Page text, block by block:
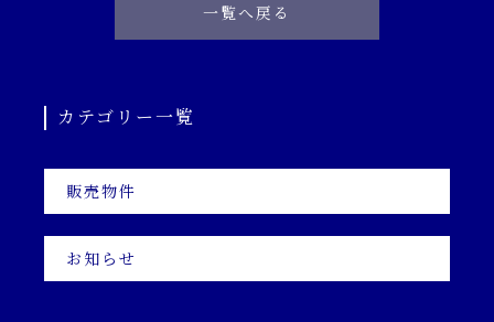
一覧へ戻る
カテゴリー一覧
販売物件
お知らせ